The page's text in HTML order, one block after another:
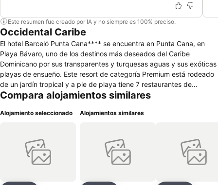
Este resumen fue creado por IA y no siempre es 100% preciso.
Occidental Caribe
El hotel Barceló Punta Cana**** se encuentra en Punta Cana, en
Playa Bávaro, uno de los destinos más deseados del Caribe
Dominicano por sus transparentes y turquesas aguas y sus exóticas
playas de ensueño. Este resort de categoría Premium está rodeado
de un jardín tropical y a pie de playa tiene 7 restaurantes de
especialidades que puede disfrutar dentro del programa Barceló
deportes acuáticos en su maravillosa playa o relajarse en las
para familias, parejas y amigos gracias a sus completas
instalaciones y servicios. Descubra un lugar en el que aburrirse es
imposible y donde podrá disfrutar de la exquisitez de las aguas y la
Compara alojamientos similares
Alojamiento seleccionado Alojamientos similares